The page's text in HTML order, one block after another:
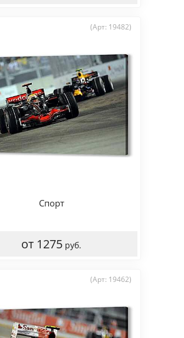
(Арт: 19482)
Спорт
от 1275 руб.
(Арт: 19462)